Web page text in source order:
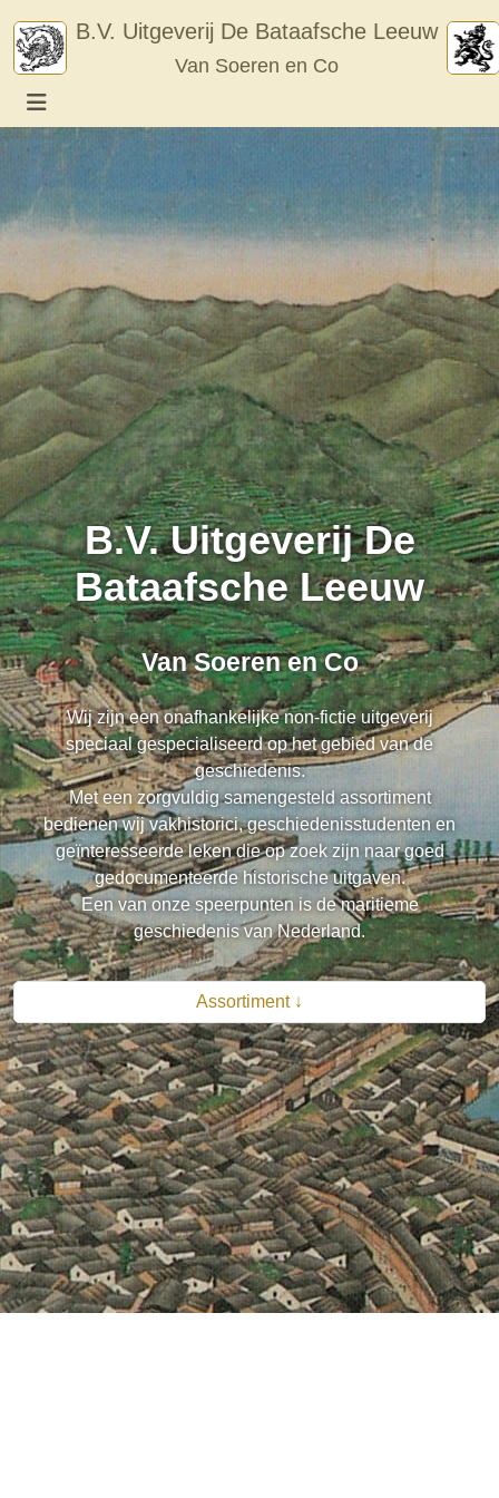
content
B.V. Uitgeverij De Bataafsche Leeuw
Van Soeren en Co
B.V. Uitgeverij De
Bataafsche Leeuw
Van Soeren en Co
Wij zijn een onafhankelijke non-fictie uitgeverij
speciaal gespecialiseerd op het gebied van de
geschiedenis.
Met een zorgvuldig samengesteld assortiment
bedienen wij vakhistorici, geschiedenisstudenten en
geïnteresseerde leken die op zoek zijn naar goed
gedocumenteerde historische uitgaven.
Een van onze speerpunten is de maritieme
geschiedenis van Nederland.
Assortiment ↓